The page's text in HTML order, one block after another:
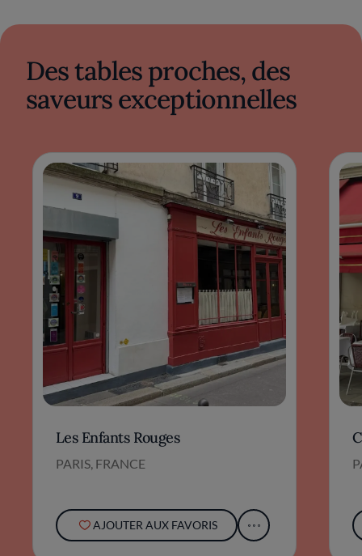
Des tables proches, des
saveurs exceptionnelles
Les Enfants Rouges
PARIS, FRANCE
AJOUTER AUX FAVORIS